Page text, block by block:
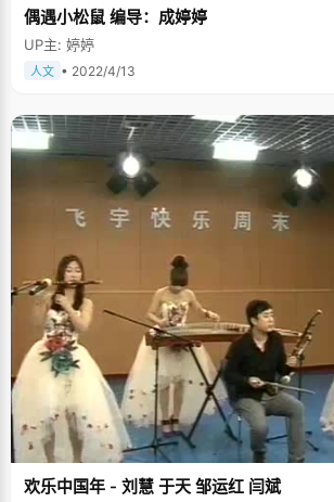
偶遇小松鼠 编导：成婷婷
UP主: 婷婷
人文 • 2022/4/13
欢乐中国年 - 刘慧 于天 邹运红 闫斌